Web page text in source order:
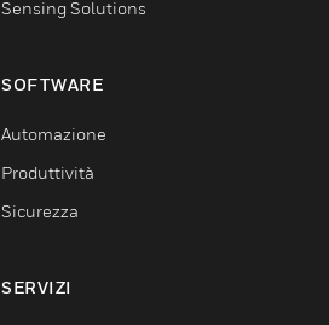
Sensing Solutions
SOFTWARE
Automazione
Produttività
Sicurezza
SERVIZI